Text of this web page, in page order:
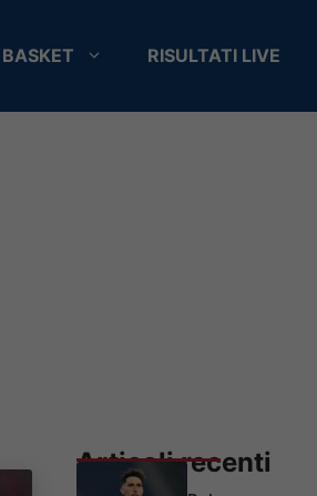
BASKET RISULTATI LIVE
Articoli recenti